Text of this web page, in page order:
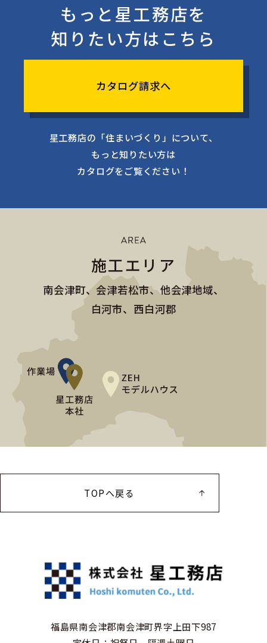
もっと星工務店を
知りたい方はこちら
カタログ請求へ
星工務店の「住まいづくり」について、
もっと知りたい方は
カタログをご覧ください！
施工エリア
南会津町、会津若松市、他会津地域、
白河市、西白河郡
TOPへ戻る
福島県南会津郡南会津町界字上田下987